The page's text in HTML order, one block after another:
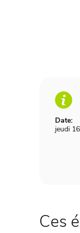
Date:
jeudi
Ces